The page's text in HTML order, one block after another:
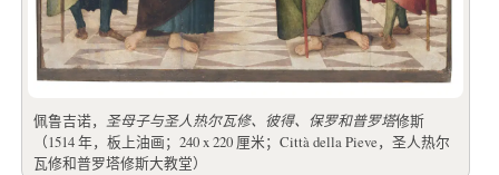
佩鲁吉诺， 圣母子与圣人热尔瓦修、彼得、保罗和普罗塔修斯
（1514 年，板上油画；240 x 220 厘米；Città della Pieve，圣人热尔
瓦修和普罗塔修斯大教堂）